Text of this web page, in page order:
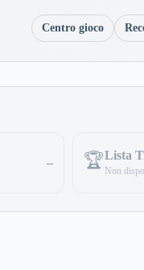
Centro gioco
– 🏆Lista
Non